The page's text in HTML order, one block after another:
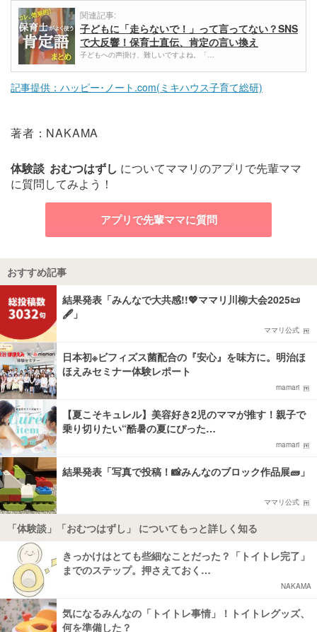
関連記事:
子どもに「走らないで！」って言ってない？SNS
で大反響！保育士直伝、肯定の言い換え
子どもへの声掛け、難しいですよね。「…
記事提供：ハッピー･ノート.com(ミキハウス子育て総研)
著者：NAKAMA
体験談 おむつはずし についてママリのアプリで先輩ママ
に質問してみよう！
アプリで先輩ママに質問
おすすめ記事
結果発表「みんなで大共感!!💖ママリ川柳大会2025📜
🖋️」
ママリ公式
日本初※ビフィズス菌配合の『安心』を味方に。明治ほ
ほえみセミナー体験レポート
mamari
【夏こそキュレル】美容好き2児のママが推す！親子で
乗り切りたい“酷暑の夏にぴった…
mamari
結果発表「写真で投稿！📸みんなのブロック作品展🧱」
ママリ公式
「体験談」「おむつはずし」 についてもっと詳しく知る
きっかけはとても些細なことだった？「トイトレ完了」
までのステップ。押さえておく…
NAKAMA
気になるみんなの「トイトレ事情」！トイトレグッズ、
何を準備した？